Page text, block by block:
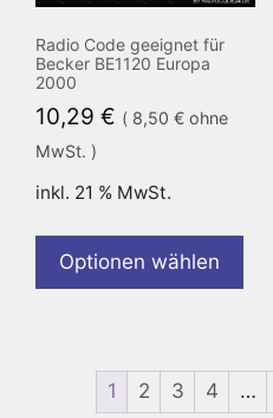
Radio Code geeignet für
Becker BE1120 Europa
2000
10,29 € ( 8,50 € ohne
MwSt. )
inkl. 21 % MwSt.
Optionen wählen
1 2 3 4 …